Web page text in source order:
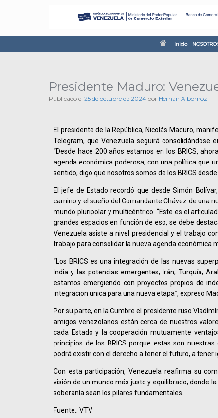
Inicio
Presidente Maduro:
Publicado el 25 de octubre de 2024 por Hernan Albornoz
El presidente de la República, Nicolás Maduro,
Telegram, que Venezuela seguirá consolidándose
“Desde hace 200 años estamos en los BRICS,
agenda económica poderosa, con una política que
sentido, digo que nosotros somos de los BRICS
El jefe de Estado recordó que desde Simón
camino y el sueño del Comandante Chávez de una
mundo pluripolar y multicéntrico. “Este es el
grandes espacios en función de eso, se debe
Venezuela asiste a nivel presidencial y el trabajo
trabajo para consolidar la nueva agenda económica
“Los BRICS es una integración de las nuevas
India y las potencias emergentes, Irán, Turquía,
estamos emergiendo con proyectos propios de
integración única para una nueva etapa”, expresó
Por su parte, en la Cumbre el presidente ruso
amigos venezolanos están cerca de nuestros
cada Estado y la cooperación mutuamente
principios de los BRICS porque estas son nuestras
podrá existir con el derecho a tener el futuro, a tener
Con esta participación, Venezuela reafirma su
visión de un mundo más justo y equilibrado, donde
soberanía sean los pilares fundamentales.
Fuente.: VTV